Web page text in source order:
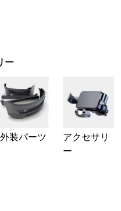
ー
外装パーツ
アクセサリ
ー